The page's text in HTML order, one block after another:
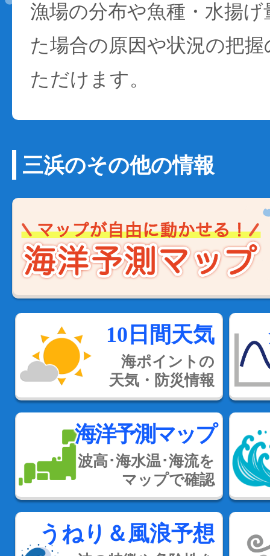
漁場の分布や魚種・水揚
た場合の原因や状況の把
ただけます。
三浜のその他の情報
10日間天気
海ポイントの
天気・防災情報
海洋予測マップ
波高･海水温･海流を
マップで確認
うねり＆風浪予想